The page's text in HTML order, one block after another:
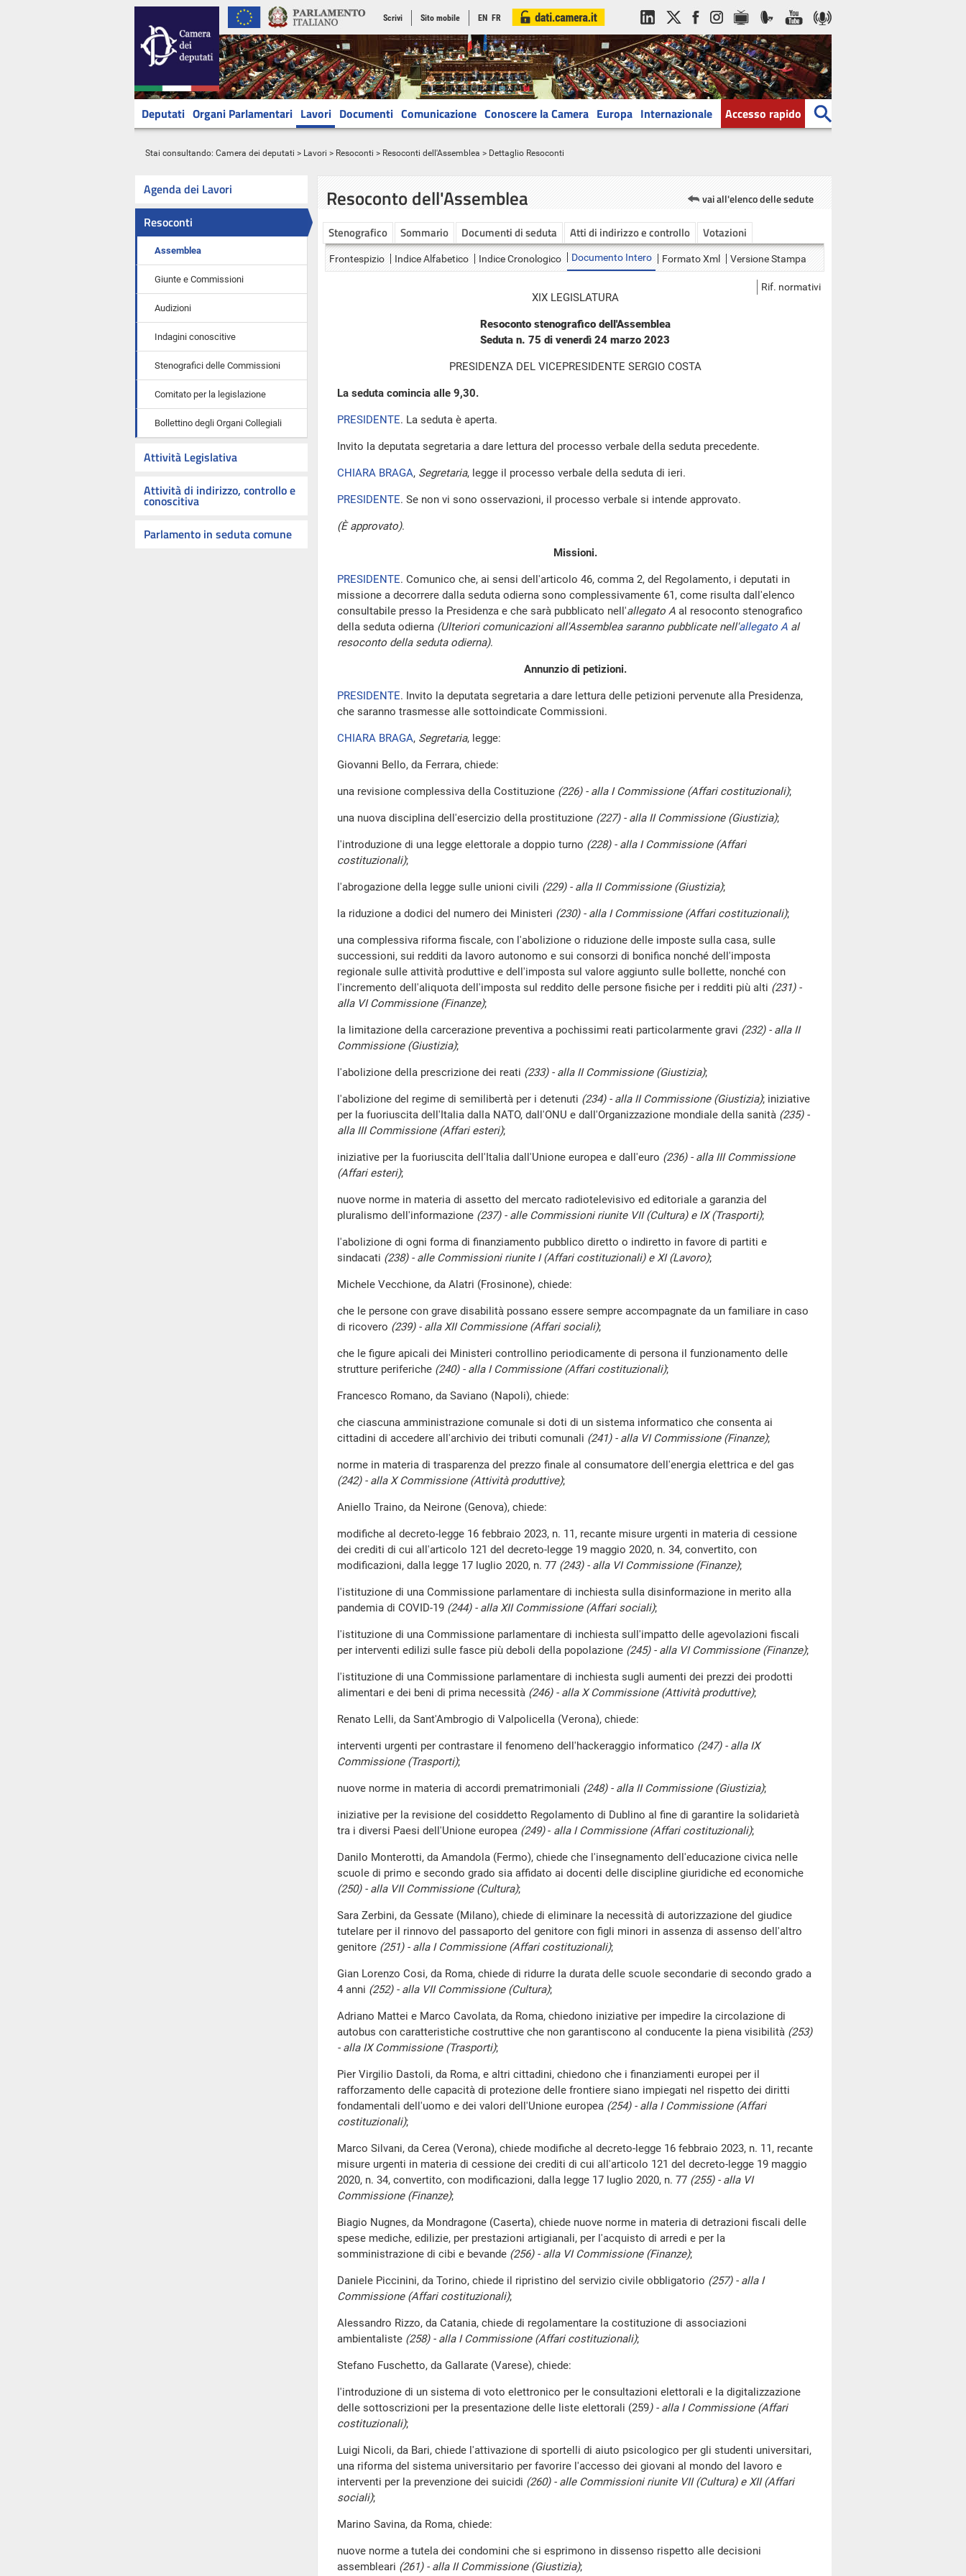
Scrivi Sito mobile EN FR
Deputati Organi Parlamentari Lavori Documenti Comunicazione Conoscere la Camera Europa Internazionale Accesso rapido
Stai consultando: Camera dei deputati > Lavori > Resoconti > Resoconti dell'Assemblea > Dettaglio Resoconti
Agenda dei Lavori
Resoconti
Assemblea
Giunte e Commissioni
Audizioni
Indagini conoscitive
Stenografici delle Commissioni
Comitato per la legislazione
Bollettino degli Organi Collegiali
Attività Legislativa
Attività di indirizzo, controllo e
conoscitiva
Parlamento in seduta comune
Resoconto dell'Assemblea vai all'elenco delle sedute
Stenografico Sommario Documenti di seduta Atti di indirizzo e controllo Votazioni
Frontespizio Indice Alfabetico Indice Cronologico Documento Intero Formato Xml Versione Stampa
Rif. normativi
XIX LEGISLATURA
Resoconto stenografico dell'Assemblea
Seduta n. 75 di venerdì 24 marzo 2023
PRESIDENZA DEL VICEPRESIDENTE SERGIO COSTA
La seduta comincia alle 9,30.
PRESIDENTE. La seduta è aperta.
Invito la deputata segretaria a dare lettura del processo verbale della seduta precedente.
CHIARA BRAGA, Segretaria, legge il processo verbale della seduta di ieri.
PRESIDENTE. Se non vi sono osservazioni, il processo verbale si intende approvato.
(È approvato).
Missioni.
PRESIDENTE. Comunico che, ai sensi dell'articolo 46, comma 2, del Regolamento, i deputati in
missione a decorrere dalla seduta odierna sono complessivamente 61, come risulta dall'elenco
consultabile presso la Presidenza e che sarà pubblicato nell'allegato A al resoconto stenografico
della seduta odierna (Ulteriori comunicazioni all'Assemblea saranno pubblicate nell'allegato A al
resoconto della seduta odierna).
Annunzio di petizioni.
PRESIDENTE. Invito la deputata segretaria a dare lettura delle petizioni pervenute alla Presidenza,
che saranno trasmesse alle sottoindicate Commissioni.
CHIARA BRAGA, Segretaria, legge:
Giovanni Bello, da Ferrara, chiede:
una revisione complessiva della Costituzione (226) - alla I Commissione (Affari costituzionali);
una nuova disciplina dell'esercizio della prostituzione (227) - alla II Commissione (Giustizia);
l'introduzione di una legge elettorale a doppio turno (228) - alla I Commissione (Affari
costituzionali);
l'abrogazione della legge sulle unioni civili (229) - alla II Commissione (Giustizia);
la riduzione a dodici del numero dei Ministeri (230) - alla I Commissione (Affari costituzionali);
una complessiva riforma fiscale, con l'abolizione o riduzione delle imposte sulla casa, sulle
successioni, sui redditi da lavoro autonomo e sui consorzi di bonifica nonché dell'imposta
regionale sulle attività produttive e dell'imposta sul valore aggiunto sulle bollette, nonché con
l'incremento dell'aliquota dell'imposta sul reddito delle persone fisiche per i redditi più alti (231) -
alla VI Commissione (Finanze);
la limitazione della carcerazione preventiva a pochissimi reati particolarmente gravi (232) - alla II
Commissione (Giustizia);
l'abolizione della prescrizione dei reati (233) - alla II Commissione (Giustizia);
l'abolizione del regime di semilibertà per i detenuti (234) - alla II Commissione (Giustizia); iniziative
per la fuoriuscita dell'Italia dalla NATO, dall'ONU e dall'Organizzazione mondiale della sanità (235) -
alla III Commissione (Affari esteri);
iniziative per la fuoriuscita dell'Italia dall'Unione europea e dall'euro (236) - alla III Commissione
(Affari esteri);
nuove norme in materia di assetto del mercato radiotelevisivo ed editoriale a garanzia del
pluralismo dell'informazione (237) - alle Commissioni riunite VII (Cultura) e IX (Trasporti);
l'abolizione di ogni forma di finanziamento pubblico diretto o indiretto in favore di partiti e
sindacati (238) - alle Commissioni riunite I (Affari costituzionali) e XI (Lavoro);
Michele Vecchione, da Alatri (Frosinone), chiede:
che le persone con grave disabilità possano essere sempre accompagnate da un familiare in caso
di ricovero (239) - alla XII Commissione (Affari sociali);
che le figure apicali dei Ministeri controllino periodicamente di persona il funzionamento delle
strutture periferiche (240) - alla I Commissione (Affari costituzionali);
Francesco Romano, da Saviano (Napoli), chiede:
che ciascuna amministrazione comunale si doti di un sistema informatico che consenta ai
cittadini di accedere all'archivio dei tributi comunali (241) - alla VI Commissione (Finanze);
norme in materia di trasparenza del prezzo finale al consumatore dell'energia elettrica e del gas
(242) - alla X Commissione (Attività produttive);
Aniello Traino, da Neirone (Genova), chiede:
modifiche al decreto-legge 16 febbraio 2023, n. 11, recante misure urgenti in materia di cessione
dei crediti di cui all'articolo 121 del decreto-legge 19 maggio 2020, n. 34, convertito, con
modificazioni, dalla legge 17 luglio 2020, n. 77 (243) - alla VI Commissione (Finanze);
l'istituzione di una Commissione parlamentare di inchiesta sulla disinformazione in merito alla
pandemia di COVID-19 (244) - alla XII Commissione (Affari sociali);
l'istituzione di una Commissione parlamentare di inchiesta sull'impatto delle agevolazioni fiscali
per interventi edilizi sulle fasce più deboli della popolazione (245) - alla VI Commissione (Finanze);
l'istituzione di una Commissione parlamentare di inchiesta sugli aumenti dei prezzi dei prodotti
alimentari e dei beni di prima necessità (246) - alla X Commissione (Attività produttive);
Renato Lelli, da Sant'Ambrogio di Valpolicella (Verona), chiede:
interventi urgenti per contrastare il fenomeno dell'hackeraggio informatico (247) - alla IX
Commissione (Trasporti);
nuove norme in materia di accordi prematrimoniali (248) - alla II Commissione (Giustizia);
iniziative per la revisione del cosiddetto Regolamento di Dublino al fine di garantire la solidarietà
tra i diversi Paesi dell'Unione europea (249)- alla I Commissione (Affari costituzionali);
Danilo Monterotti, da Amandola (Fermo), chiede che l'insegnamento dell'educazione civica nelle
scuole di primo e secondo grado sia affidato ai docenti delle discipline giuridiche ed economiche
(250) - alla VII Commissione (Cultura);
Sara Zerbini, da Gessate (Milano), chiede di eliminare la necessità di autorizzazione del giudice
tutelare per il rinnovo del passaporto del genitore con figli minori in assenza di assenso dell'altro
genitore (251) - alla I Commissione (Affari costituzionali);
Gian Lorenzo Cosi, da Roma, chiede di ridurre la durata delle scuole secondarie di secondo grado a
4 anni (252) - alla VII Commissione (Cultura);
Adriano Mattei e Marco Cavolata, da Roma, chiedono iniziative per impedire la circolazione di
autobus con caratteristiche costruttive che non garantiscono al conducente la piena visibilità (253)
- alla IX Commissione (Trasporti);
Pier Virgilio Dastoli, da Roma, e altri cittadini, chiedono che i finanziamenti europei per il
rafforzamento delle capacità di protezione delle frontiere siano impiegati nel rispetto dei diritti
fondamentali dell'uomo e dei valori dell'Unione europea (254) - alla I Commissione (Affari
costituzionali);
Marco Silvani, da Cerea (Verona), chiede modifiche al decreto-legge 16 febbraio 2023, n. 11, recante
misure urgenti in materia di cessione dei crediti di cui all'articolo 121 del decreto-legge 19 maggio
2020, n. 34, convertito, con modificazioni, dalla legge 17 luglio 2020, n. 77 (255) - alla VI
Commissione (Finanze);
Biagio Nugnes, da Mondragone (Caserta), chiede nuove norme in materia di detrazioni fiscali delle
spese mediche, edilizie, per prestazioni artigianali, per l'acquisto di arredi e per la
somministrazione di cibi e bevande (256) - alla VI Commissione (Finanze);
Daniele Piccinini, da Torino, chiede il ripristino del servizio civile obbligatorio (257) - alla I
Commissione (Affari costituzionali);
Alessandro Rizzo, da Catania, chiede di regolamentare la costituzione di associazioni
ambientaliste (258) - alla I Commissione (Affari costituzionali);
Stefano Fuschetto, da Gallarate (Varese), chiede:
l'introduzione di un sistema di voto elettronico per le consultazioni elettorali e la digitalizzazione
delle sottoscrizioni per la presentazione delle liste elettorali (259) - alla I Commissione (Affari
costituzionali);
Luigi Nicoli, da Bari, chiede l'attivazione di sportelli di aiuto psicologico per gli studenti universitari,
una riforma del sistema universitario per favorire l'accesso dei giovani al mondo del lavoro e
interventi per la prevenzione dei suicidi (260) - alle Commissioni riunite VII (Cultura) e XII (Affari
sociali);
Marino Savina, da Roma, chiede:
nuove norme a tutela dei condomini che si esprimono in dissenso rispetto alle decisioni
assembleari (261) - alla II Commissione (Giustizia);